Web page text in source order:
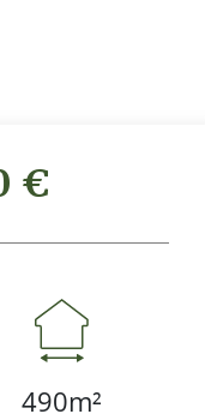
€
490m²